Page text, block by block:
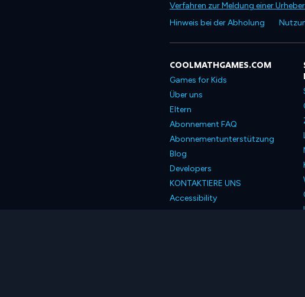
Verfahren zur Meldung einer
Hinweis bei der Abholung
COOLMATHGAMES.COM
Games for Kids
Über uns
Eltern
Abonnement FAQ
Abonnementunterstützung
Blog
Developers
KONTAKTIERE UNS
Accessibility